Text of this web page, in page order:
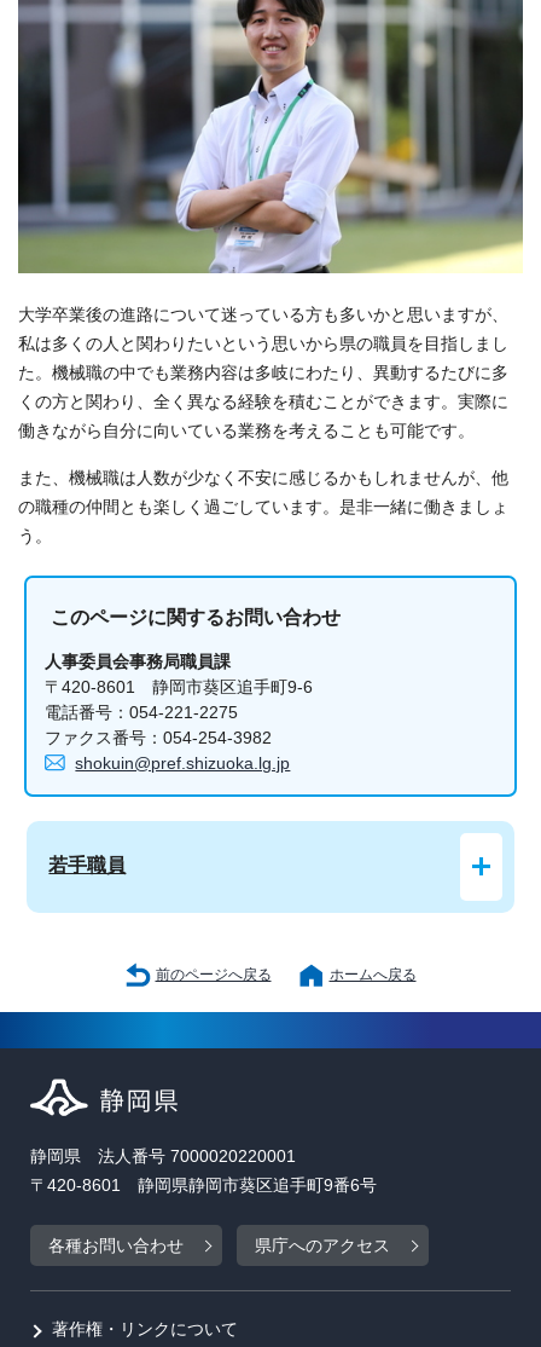
大学卒業後の進路について迷っている方も多いかと思いますが、
私は多くの人と関わりたいという思いから県の職員を目指しまし
た。機械職の中でも業務内容は多岐にわたり、異動するたびに多
くの方と関わり、全く異なる経験を積むことができます。実際に
働きながら自分に向いている業務を考えることも可能です。
また、機械職は人数が少なく不安に感じるかもしれませんが、他
の職種の仲間とも楽しく過ごしています。是非一緒に働きましょ
う。
このページに関するお問い合わせ
人事委員会事務局職員課
〒420-8601 静岡市葵区追手町9-6
電話番号：054-221-2275
ファクス番号：054-254-3982
shokuin@pref.shizuoka.lg.jp
若手職員
前のページへ戻る ホームへ戻る
静岡県 法人番号 7000020220001
〒420-8601 静岡県静岡市葵区追手町9番6号
各種お問い合わせ 県庁へのアクセス
著作権・リンクについて